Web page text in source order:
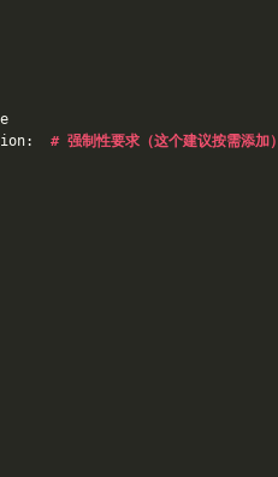
# 强制性要求（这个建议按需添加）